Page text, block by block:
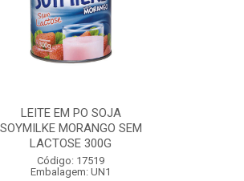
LEITE EM PO SOJA
SOYMILKE MORANGO SEM
LACTOSE 300G
Código: 17519
Embalagem: UN1